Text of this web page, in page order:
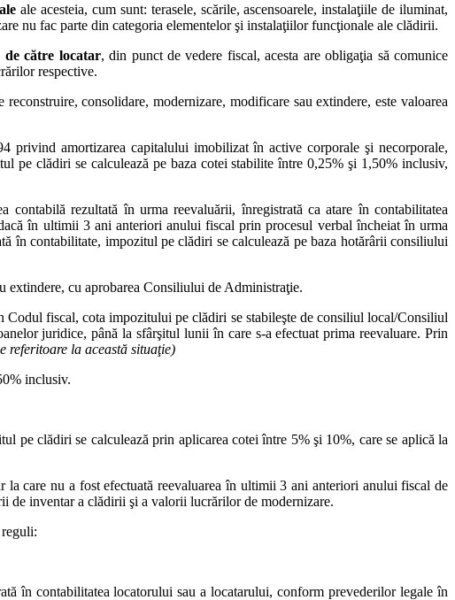
ale acesteia, cum sunt: terasele, scările, ascensoarele, instalaţiile de iluminat,
nu fac parte din categoria elementelor şi instalaţiilor funcţionale ale clădirii.
de către locatar, din punct de vedere fiscal, acesta are obligaţia să comunice
respective.
consolidare, modernizare, modificare sau extindere, este valoarea
privind amortizarea capitalului imobilizat în active corporale şi necorporale,
clădiri se calculează pe baza cotei stabilite între 0,25% şi 1,50% inclusiv,
rezultată în urma reevaluării, înregistrată ca atare în contabilitatea
în ultimii 3 ani anteriori anului fiscal prin procesul verbal încheiat în urma
în contabilitate, impozitul pe clădiri se calculează pe baza hotărârii consiliului
extindere, cu aprobarea Consiliului de Administraţie.
fiscal, cota impozitului pe clădiri se stabileşte de consiliul local/Consiliul
juridice, până la sfârşitul lunii în care s-a efectuat prima reevaluare. Prin
referitoare la această situaţie)
inclusiv.
clădiri se calculează prin aplicarea cotei între 5% şi 10%, care se aplică la
la care nu a fost efectuată reevaluarea în ultimii 3 ani anteriori anului fiscal de
de inventar a clădirii şi a valorii lucrărilor de modernizare.
reguli:
în contabilitatea locatorului sau a locatarului, conform prevederilor legale în